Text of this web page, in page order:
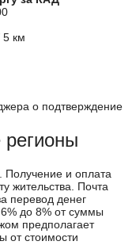
5 км
о подтверждение
регионы
и оплата
жительства. Почта
перевод денег
до 8% от суммы
предполагает
от стоимости